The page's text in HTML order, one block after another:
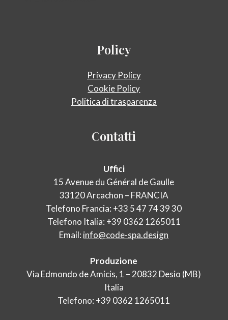
Policy
Privacy Policy
Cookie Policy
Politica di trasparenza
Contatti
Uffici
15 Avenue du Général de Gaulle
33120 Arcachon – FRANCIA
Telefono Francia: +33 5 47 74 39 30
Telefono Italia: +39 0362 1265011
Email: info@code-spa.design
Produzione
Via Edmondo de Amicis, 1 – 20832 Desio (MB)
Italia
Telefono: +39 0362 1265011